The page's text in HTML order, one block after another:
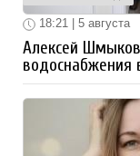
18:21 | 5 августа
Алексей
водоснабжения